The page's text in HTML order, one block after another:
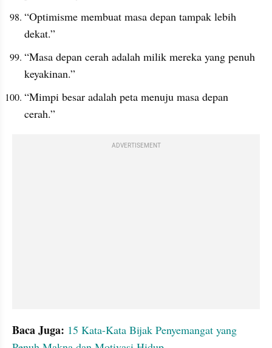
“Optimisme membuat masa depan tampak lebih
dekat.”
“Masa depan cerah adalah milik mereka yang penuh
keyakinan.”
“Mimpi besar adalah peta menuju masa depan
cerah.”
ADVERTISEMENT
Baca Juga: 15 Kata-Kata Bijak Penyemangat yang